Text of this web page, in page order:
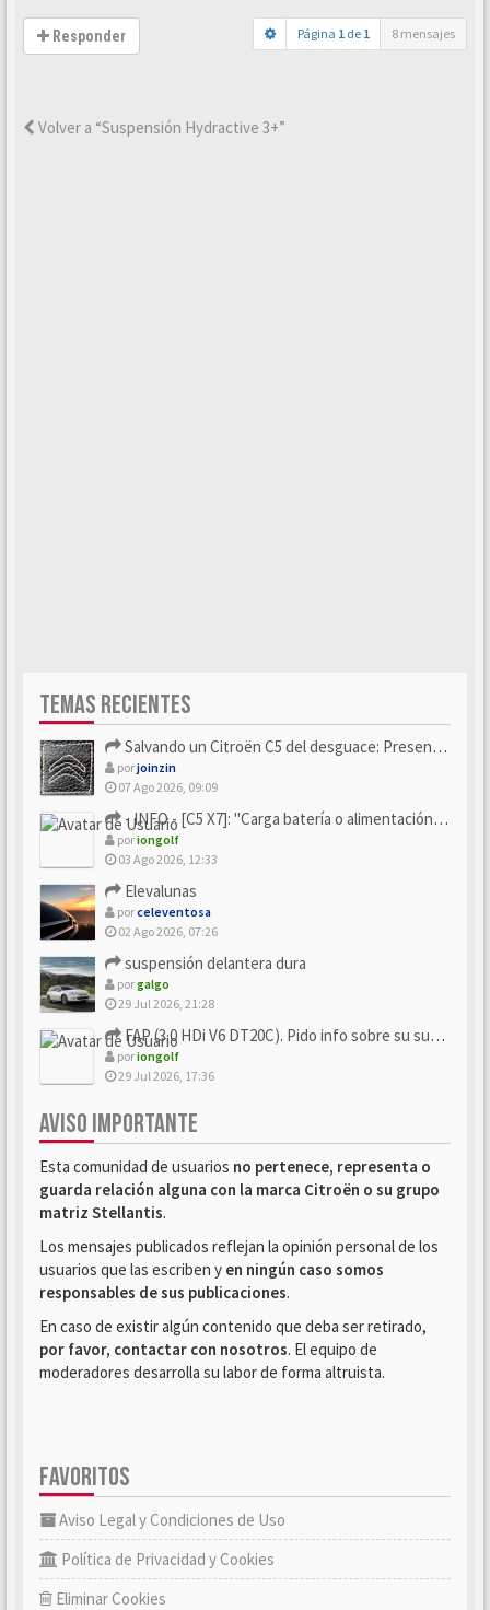
Responder Página 1 de 1 8 mensajes
Volver a “Suspensión Hydractive 3+”
TEMAS RECIENTES
Salvando un Citroën C5 del desguace: Presentación y seguimiento
porjoinzin
07 Ago 2026, 09:09
- INFO - [C5 X7]: "Carga batería o alimentación eléctri...
poriongolf
03 Ago 2026, 12:33
Elevalunas
porceleventosa
02 Ago 2026, 07:26
suspensión delantera dura
porgalgo
29 Jul 2026, 21:28
FAP (3.0 HDi V6 DT20C). Pido info sobre su sustitución
poriongolf
29 Jul 2026, 17:36
AVISO IMPORTANTE
Esta comunidad de usuarios no pertenece, representa o
guarda relación alguna con la marca Citroën o su grupo
matriz Stellantis.
Los mensajes publicados reflejan la opinión personal de los
usuarios que las escriben y en ningún caso somos
responsables de sus publicaciones.
En caso de existir algún contenido que deba ser retirado,
por favor, contactar con nosotros. El equipo de
moderadores desarrolla su labor de forma altruista.
FAVORITOS
Aviso Legal y Condiciones de Uso
Política de Privacidad y Cookies
Eliminar Cookies